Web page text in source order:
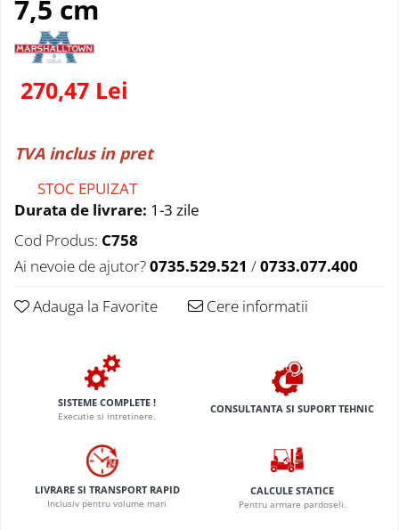
7,5 cm
270,47 Lei
TVA inclus in pret
STOC EPUIZAT
Durata de livrare: 1-3 zile
Cod Produs: C758
Ai nevoie de ajutor?0735.529.521 /0733.077.400
Adauga la Favorite
Cere informatii
SISTEME COMPLETE !
Executie si intretinere.
CONSULTANTA SI SUPORT TEHNIC
LIVRARE SI TRANSPORT RAPID
Inclusiv pentru volume mari
CALCULE STATICE
Pentru armare pardoseli.